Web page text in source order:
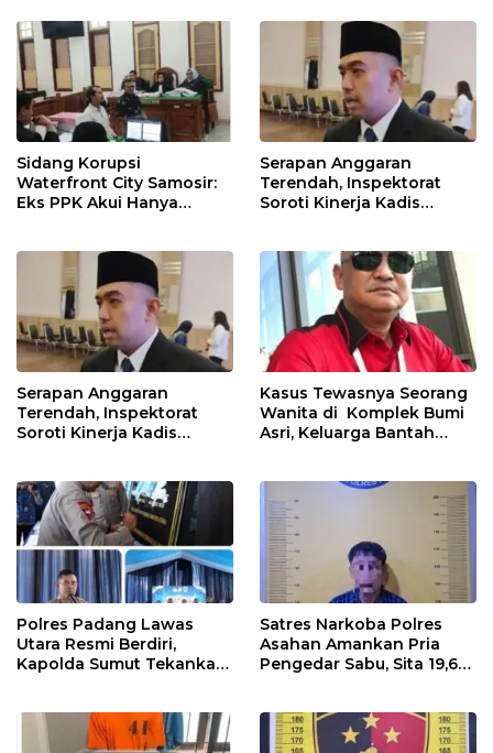
Sidang Korupsi
Waterfront City Samosir:
Eks PPK Akui Hanya
Serapan Anggaran
Terendah, Inspektorat
Soroti Kinerja Kadis
Serapan Anggaran
Terendah, Inspektorat
Soroti Kinerja Kadis
Kasus Tewasnya Seorang
Wanita di Komplek Bumi
Asri, Keluarga Bantah
Polres Padang Lawas
Utara Resmi Berdiri,
Kapolda Sumut Tekankan
Satres Narkoba Polres
Asahan Amankan Pria
Pengedar Sabu, Sita 19,60